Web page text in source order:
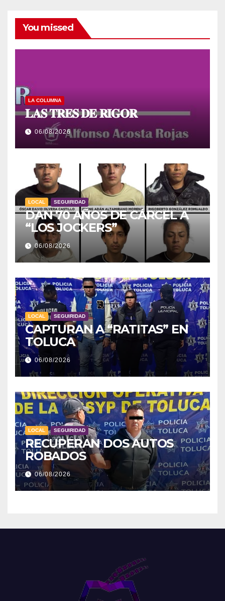
You missed
LA COLUMNA
𝐋𝐀𝐒 𝐓𝐑𝐄𝐒 𝐃𝐄 𝐑𝐈𝐆𝐎𝐑
06/08/2026
LOCAL SEGUIRIDAD
DAN 70 AÑOS DE CÁRCEL A
“LOS JOCKERS”
06/08/2026
LOCAL SEGUIRIDAD
CAPTURAN A “RATITAS” EN
TOLUCA
06/08/2026
LOCAL SEGUIRIDAD
RECUPERAN DOS AUTOS
ROBADOS
06/08/2026